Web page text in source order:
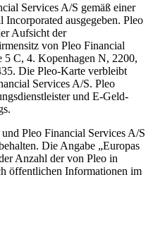
Services A/S gemäß einer
ausgegeben. Pleo
Aufsicht der
von Pleo Financial
5 C, 4. Kopenhagen N, 2200,
Die Pleo-Karte verbleibt
Services A/S. Pleo
und E-Geld-
Pleo Financial Services A/S
Die Angabe „Europas
Anzahl der von Pleo in
öffentlichen Informationen im